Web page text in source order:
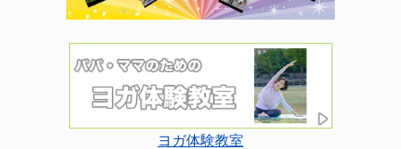
ヨガ体験教室